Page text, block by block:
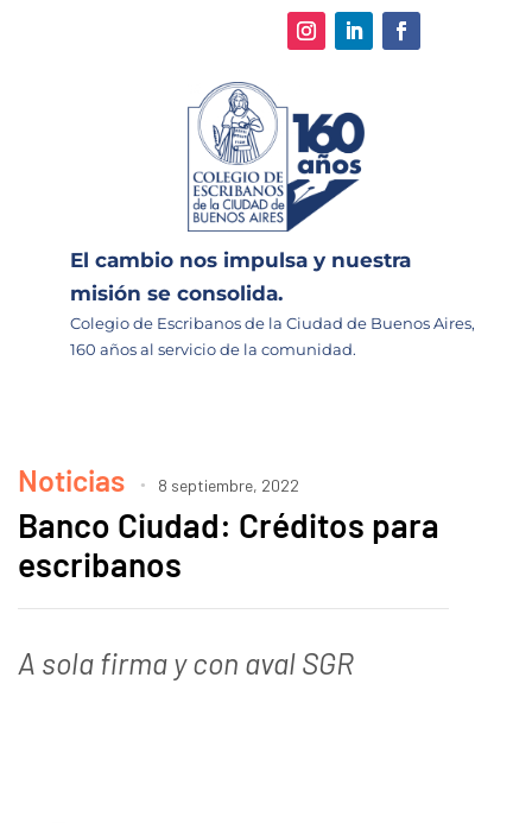
El cambio nos impulsa y nuestra
misión se consolida.
Colegio de Escribanos de la Ciudad de Buenos Aires,
160 años al servicio de la comunidad.
Noticias 8 septiembre, 2022
Banco Ciudad: Créditos para
escribanos
A sola firma y con aval SGR